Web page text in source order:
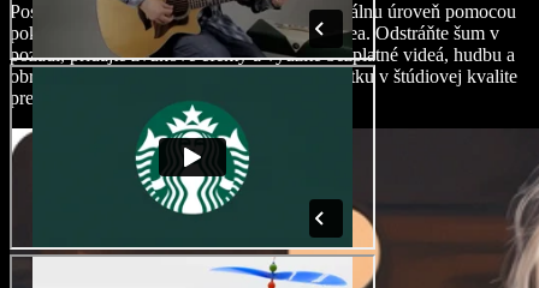
Posuňte svoje podcastové video na profesionálnu úroveň pomocou
pokročilých nástrojov na úpravu zvuku a videa. Odstráňte šum v
pozadí, pridajte zvukové efekty a využite bezplatné videá, hudbu a
obrázky na dosiahnutie audiovizuálneho zážitku v štúdiovej kvalite
pre vaše publikum.